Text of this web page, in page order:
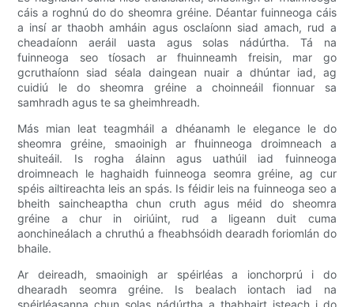
cáis a roghnú do do sheomra gréine. Déantar fuinneoga cáis
a insí ar thaobh amháin agus osclaíonn siad amach, rud a
cheadaíonn aeráil uasta agus solas nádúrtha. Tá na
fuinneoga seo tíosach ar fhuinneamh freisin, mar go
gcruthaíonn siad séala daingean nuair a dhúntar iad, ag
cuidiú le do sheomra gréine a choinneáil fionnuar sa
samhradh agus te sa gheimhreadh.
Más mian leat teagmháil a dhéanamh le elegance le do
sheomra gréine, smaoinigh ar fhuinneoga droimneach a
shuiteáil. Is rogha álainn agus uathúil iad fuinneoga
droimneach le haghaidh fuinneoga seomra gréine, ag cur
spéis ailtireachta leis an spás. Is féidir leis na fuinneoga seo a
bheith saincheaptha chun cruth agus méid do sheomra
gréine a chur in oiriúint, rud a ligeann duit cuma
aonchineálach a chruthú a fheabhsóidh dearadh foriomlán do
bhaile.
Ar deireadh, smaoinigh ar spéirléas a ionchorprú i do
dhearadh seomra gréine. Is bealach iontach iad na